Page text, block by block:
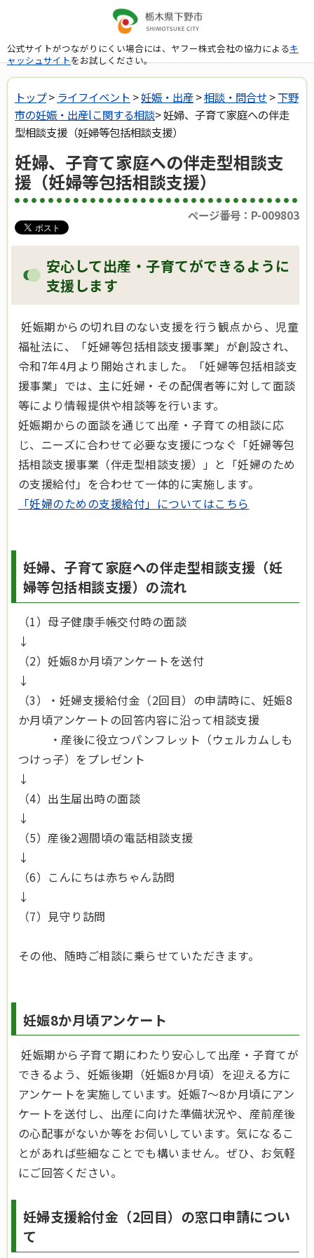
公式サイトがつながりにくい場合には、ヤフー株式会社の協力によるキ
ャッシュサイトをお試しください。
トップ> ライフイベント >妊娠・出産>相談・問合せ>下野
市の妊娠・出産lこ関する相談> 妊婦、子育て家庭への伴走
型相談支援（妊婦等包括相談支援）
妊婦、子育て家庭への伴走型相談支
援（妊婦等包括相談支援）
ページ番号：P-009803
安心して出産・子育てができるように
支援します
妊娠期からの切れ目のない支援を行う観点から、児童
福祉法に、「妊婦等包括相談支援事業」が創設され、
令和7年4月より開始されました。「妊婦等包括相談支
援事業」では、主に妊婦・その配偶者等に対して面談
等により情報提供や相談等を行います。
妊娠期からの面談を通じて出産・子育ての相談に応
じ、ニーズに合わせて必要な支援につなぐ「妊婦等包
括相談支援事業（伴走型相談支援）」と「妊婦のため
の支援給付」を合わせて一体的に実施します。
「妊婦のための支援給付」についてはこちら
妊婦、子育て家庭への伴走型相談支援（妊
婦等包括相談支援）の流れ
（1）母子健康手帳交付時の面談
↓
（2）妊娠8か月頃アンケートを送付
↓
（3）・妊婦支援給付金（2回目）の申請時に、妊娠8
か月頃アンケートの回答内容に沿って相談支援
・産後に役立つパンフレット（ウェルカムしも
つけっ子）をプレゼント
↓
（4）出生届出時の面談
↓
（5）産後2週間頃の電話相談支援
↓
（6）こんにちは赤ちゃん訪問
↓
（7）見守り訪問
その他、随時ご相談に乗らせていただきます。
妊娠8か月頃アンケート
妊娠期から子育て期にわたり安心して出産・子育てが
できるよう、妊娠後期（妊娠8か月頃）を迎える方に
アンケートを実施しています。妊娠7～8か月頃にアン
ケートを送付し、出産に向けた準備状況や、産前産後
の心配事がないか等をお伺いしています。気になるこ
とがあれば些細なことでも構いません。ぜひ、お気軽
にご回答ください。
妊婦支援給付金（2回目）の窓口申請につい
て